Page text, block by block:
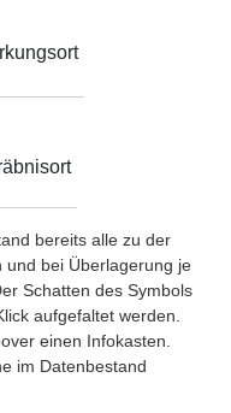
bereits alle zu der
und bei Überlagerung je
Schatten des Symbols
aufgefaltet werden.
einen Infokasten.
im Datenbestand